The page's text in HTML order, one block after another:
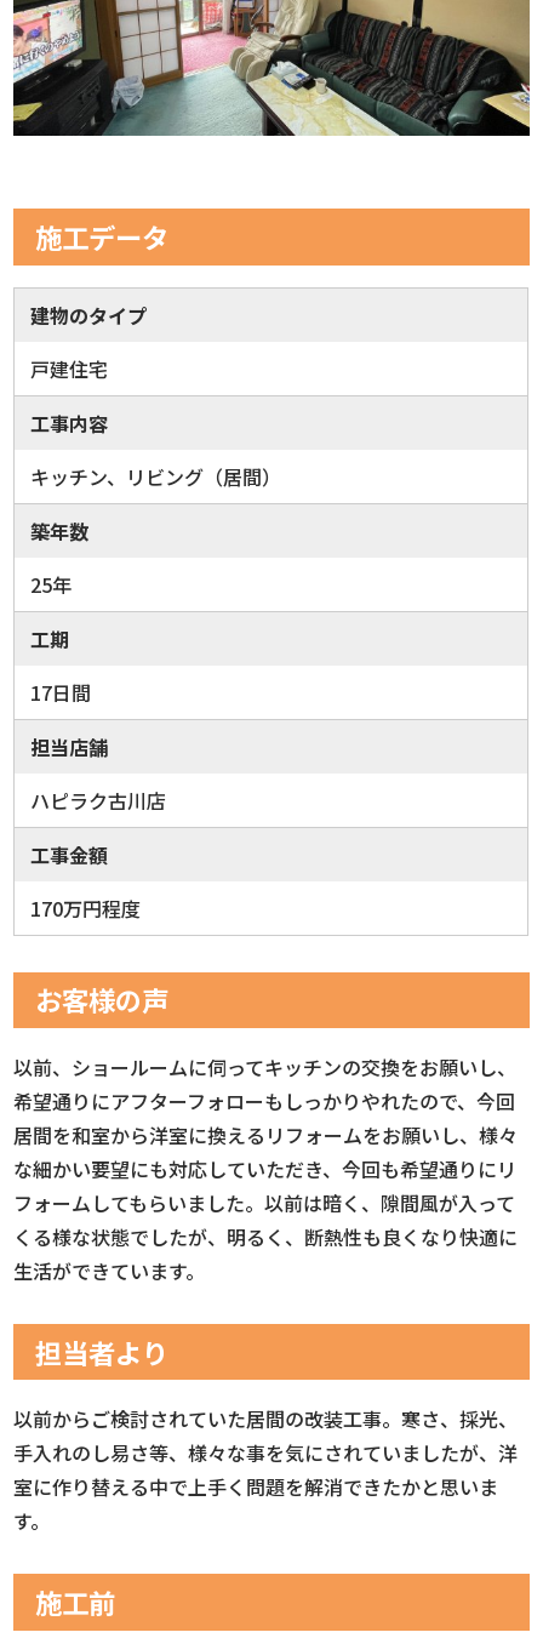
施工データ
建物のタイプ
戸建住宅
工事内容
キッチン、リビング（居間）
築年数
25年
工期
17日間
担当店舗
ハピラク古川店
工事金額
170万円程度
お客様の声
以前、ショールームに伺ってキッチンの交換をお願いし、
希望通りにアフターフォローもしっかりやれたので、今回
居間を和室から洋室に換えるリフォームをお願いし、様々
な細かい要望にも対応していただき、今回も希望通りにリ
フォームしてもらいました。以前は暗く、隙間風が入って
くる様な状態でしたが、明るく、断熱性も良くなり快適に
生活ができています。
担当者より
以前からご検討されていた居間の改装工事。寒さ、採光、
手入れのし易さ等、様々な事を気にされていましたが、洋
室に作り替える中で上手く問題を解消できたかと思いま
す。
施工前